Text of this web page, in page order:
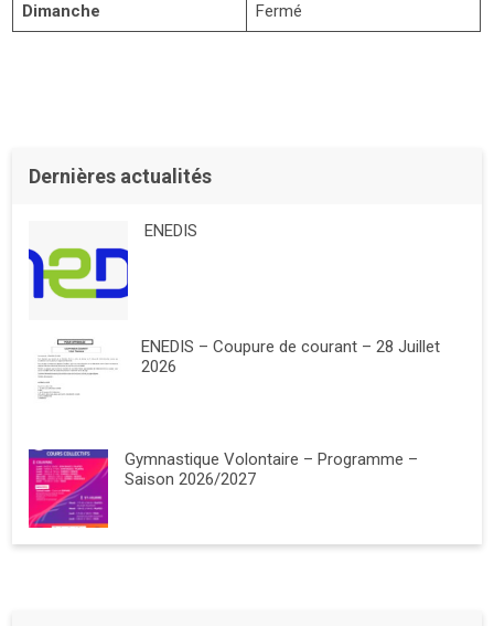
Dimanche Fermé
Dernières actualités
ENEDIS
ENEDIS – Coupure de courant – 28 Juillet
2026
Gymnastique Volontaire – Programme –
Saison 2026/2027